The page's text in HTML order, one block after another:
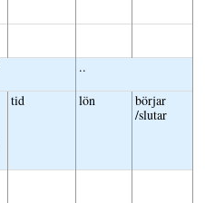
..
tid lön
börjar
/slutar